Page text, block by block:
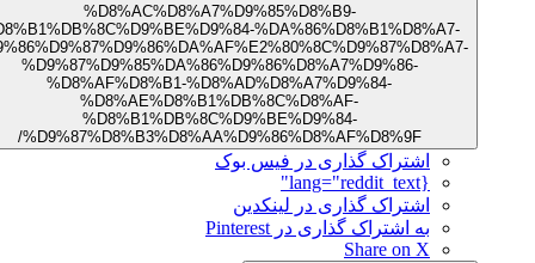
%D8%AC%D8%A7%D9%85%D8%B9-
%D8%B1%DB%8C%D9%BE%D9%84-%DA%86%D8%B1%D8%A7-
%D9%86%D9%87%D9%86%DA%AF%E2%80%8C%D9%87%D8%A7-
%D9%87%D9%85%DA%86%D9%86%D8%A7%D9%86-
%D8%AF%D8%B1-%D8%AD%D8%A7%D9%84-
%D8%AE%D8%B1%DB%8C%D8%AF-
%D8%B1%DB%8C%D9%BE%D9%84-
%D9%87%D8%B3%D8%AA%D9%86%D8%AF%D8%9F/
اشتراک گذاری در فیس بوک
اشتراک گذاری در لینکدین
به اشتراک گذاری در Pinterest
Share on X